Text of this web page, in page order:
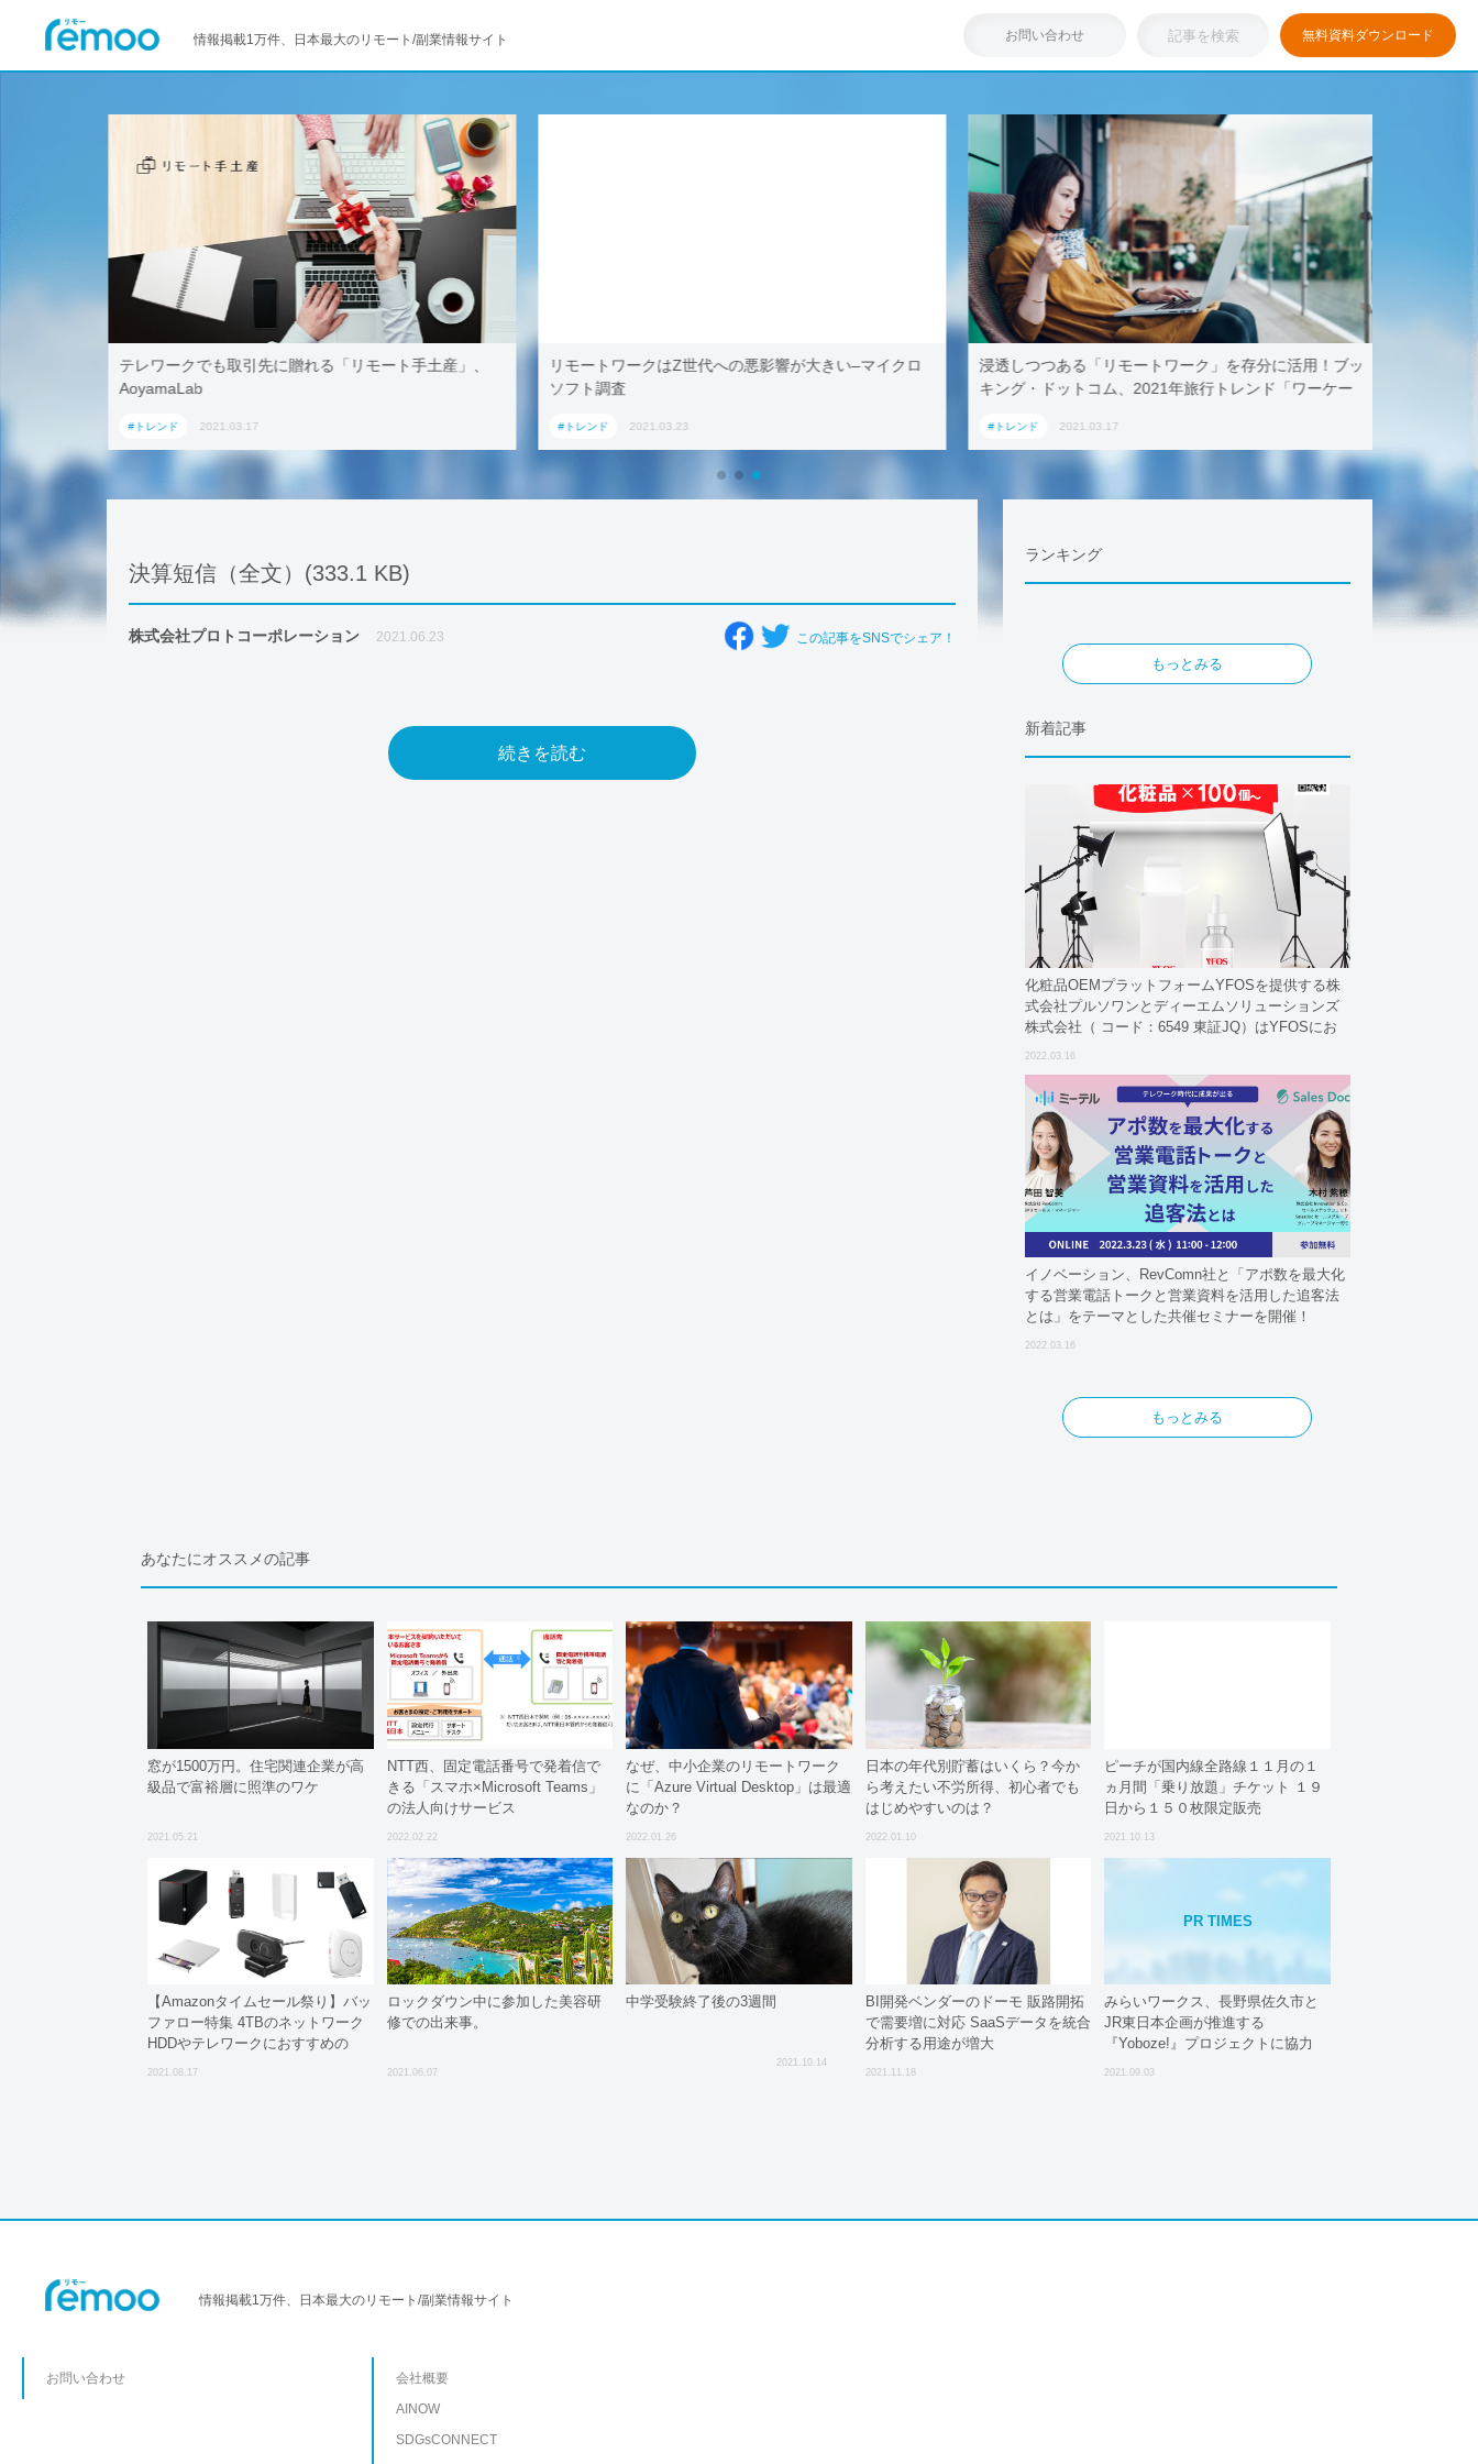
情報掲載1万件、日本最大のリモート/副業情報サイト お問い合わせ 無料資料ダウンロード
テレワークでも取引先に贈れる「リモート手土産」、
AoyamaLab
#トレンド 2021.03.17
リモートワークはZ世代への悪影響が大きい–マイクロ
ソフト調査
#トレンド 2021.03.23
浸透しつつある「リモートワーク」を存分に活用！ブッ
キング・ドットコム、2021年旅行トレンド「ワーケー
#トレンド 2021.03.17
決算短信（全文）(333.1 KB)
株式会社プロトコーポレーション 2021.06.23 この記事をSNSでシェア！
続きを読む
ランキング
もっとみる
新着記事
化粧品OEMプラットフォームYFOSを提供する株
式会社プルソワンとディーエムソリューションズ
株式会社（ コード：6549 東証JQ）はYFOSにお
2022.03.16
イノベーション、RevComn社と「アポ数を最大化
する営業電話トークと営業資料を活用した追客法
とは」をテーマとした共催セミナーを開催！
2022.03.16
もっとみる
あなたにオススメの記事
窓が1500万円。住宅関連企業が高
級品で富裕層に照準のワケ
2021.05.21
NTT西、固定電話番号で発着信で
きる「スマホ×Microsoft Teams」
の法人向けサービス
2022.02.22
なぜ、中小企業のリモートワーク
に「Azure Virtual Desktop」は最適
なのか？
2022.01.26
日本の年代別貯蓄はいくら？今か
ら考えたい不労所得、初心者でも
はじめやすいのは？
2022.01.10
ピーチが国内線全路線１１月の１
ヵ月間「乗り放題」チケット １９
日から１５０枚限定販売
2021.10.13
【Amazonタイムセール祭り】バッ
ファロー特集 4TBのネットワーク
HDDやテレワークにおすすめの
Webカメラが15％オフ
2021.08.17
ロックダウン中に参加した美容研
修での出来事。
2021.06.07
中学受験終了後の3週間
2021.10.14
BI開発ベンダーのドーモ 販路開拓
で需要増に対応 SaaSデータを統合
分析する用途が増大
2021.11.18
PR TIMES
みらいワークス、長野県佐久市と
JR東日本企画が推進する
『Yoboze!』プロジェクトに協力
2021.09.03
情報掲載1万件、日本最大のリモート/副業情報サイト
お問い合わせ
会社概要
AINOW
SDGsCONNECT